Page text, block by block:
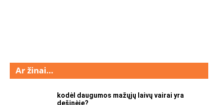
Ar žinai…
kodėl daugumos mažųjų laivų vairai yra
dešinėje?